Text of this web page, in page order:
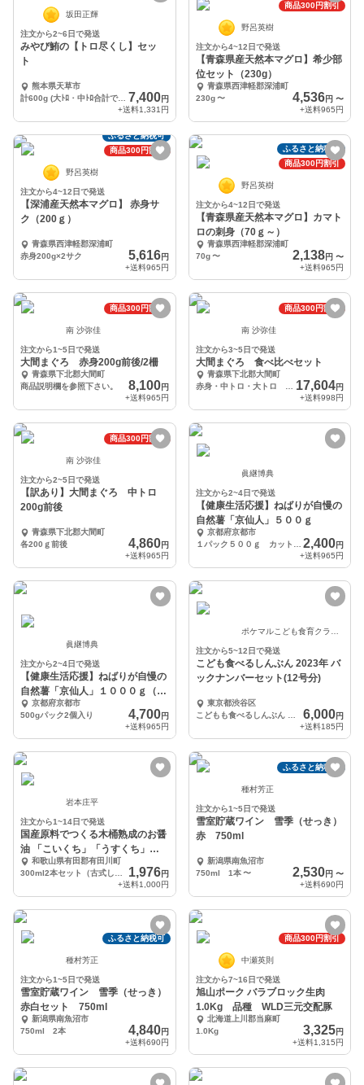
坂田正輝
注文から2~6日で発送
みやび鮪の【トロ尽くし】セッ
ト
熊本県天草市
計600g (大ﾄﾛ・中ﾄﾛ合計で400gと鮪たたき200g)
7,400円
+送料1,331円
商品300円割引
野呂英樹
注文から4~12日で発送
【青森県産天然本マグロ】希少部
位セット（230g）
青森県西津軽郡深浦町
230g 〜 4,536円 〜
+送料965円
ふるさと納税可
商品300円割引
野呂英樹
注文から4~12日で発送
【深浦産天然本マグロ】 赤身サ
ク（200ｇ）
青森県西津軽郡深浦町
赤身200g×2サク
5,616円
+送料965円
ふるさと納税可
商品300円割引
野呂英樹
注文から4~12日で発送
【青森県産天然本マグロ】カマト
ロの刺身（70ｇ～）
青森県西津軽郡深浦町
70g 〜 2,138円 〜
+送料965円
商品300円割引
南 沙弥佳
注文から1~5日で発送
大間まぐろ 赤身200g前後/2柵
青森県下北郡大間町
商品説明欄を参照下さい。
8,100円
+送料965円
商品300円割引
南 沙弥佳
注文から3~5日で発送
大間まぐろ 食べ比べセット
青森県下北郡大間町
17,604円
+送料998円
商品300円割引
南 沙弥佳
注文から2~5日で発送
【訳あり】大間まぐろ 中トロ
200g前後
青森県下北郡大間町
各200ｇ前後
4,860円
+送料965円
眞継博典
注文から2~4日で発送
【健康生活応援】ねばりが自慢の
自然薯「京仙人」５００ｇ
京都府京都市
2,400円
+送料965円
眞継博典
注文から2~4日で発送
【健康生活応援】ねばりが自慢の
自然薯「京仙人」１０００ｇ（５
００ｇ×２）
京都府京都市
500gパック2個入り
4,700円
+送料965円
注文から5~12日で発送
こども食べるしんぶん 2023年 バ
ックナンバーセット(12号分)
東京都渋谷区
6,000円
+送料185円
岩本庄平
注文から1~14日で発送
国産原料でつくる木桶熟成のお醤
油 「こいくち」「うすくち」醤
油300ml
和歌山県有田郡有田川町
1,976円
+送料1,000円
ふるさと納税可
種村芳正
注文から1~5日で発送
雪室貯蔵ワイン 雪季（せっき）
赤 750ml
新潟県南魚沼市
750ml 1本 〜 2,530円 〜
+送料690円
ふるさと納税可
種村芳正
注文から1~5日で発送
雪室貯蔵ワイン 雪季（せっき）
赤白セット 750ml
新潟県南魚沼市
750ml 2本
4,840円
+送料690円
商品300円割引
中瀬英則
注文から7~16日で発送
旭山ポーク バラブロック生肉
1.0Kg 品種 WLD三元交配豚
北海道上川郡当麻町
1.0Kg
3,325円
+送料1,315円